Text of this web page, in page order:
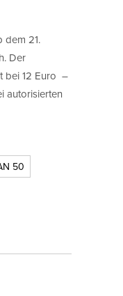
dem 21.
Der
bei 12 Euro –
autorisierten
50